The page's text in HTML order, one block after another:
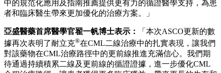
區、中國台灣等地區除外。
該項研究的主要研究者、華中科技大學同濟醫學院附屬協和醫
院血液科黎緯明教授表示：「總體來看，隨著治療時間的延
長，耐立克 ® 不僅能夠幫助患者獲得更深層次的緩解，還能夠
持續提供穩定的臨床獲益，同時保持良好的安全性和耐受性，
患者依從性較高。這進一步表明，該藥物有潛力作為無T315I